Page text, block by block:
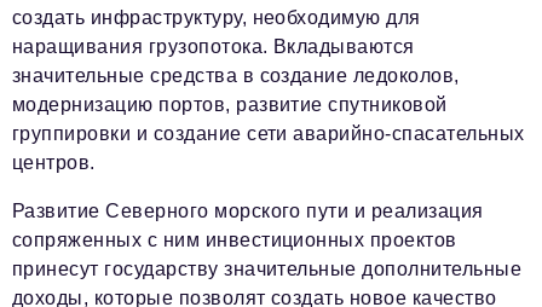
создать инфраструктуру, необходимую для
наращивания грузопотока. Вкладываются
значительные средства в создание ледоколов,
модернизацию портов, развитие спутниковой
группировки и создание сети аварийно-спасательных
центров.
Развитие Северного морского пути и реализация
сопряженных с ним инвестиционных проектов
принесут государству значительные дополнительные
доходы, которые позволят создать новое качество